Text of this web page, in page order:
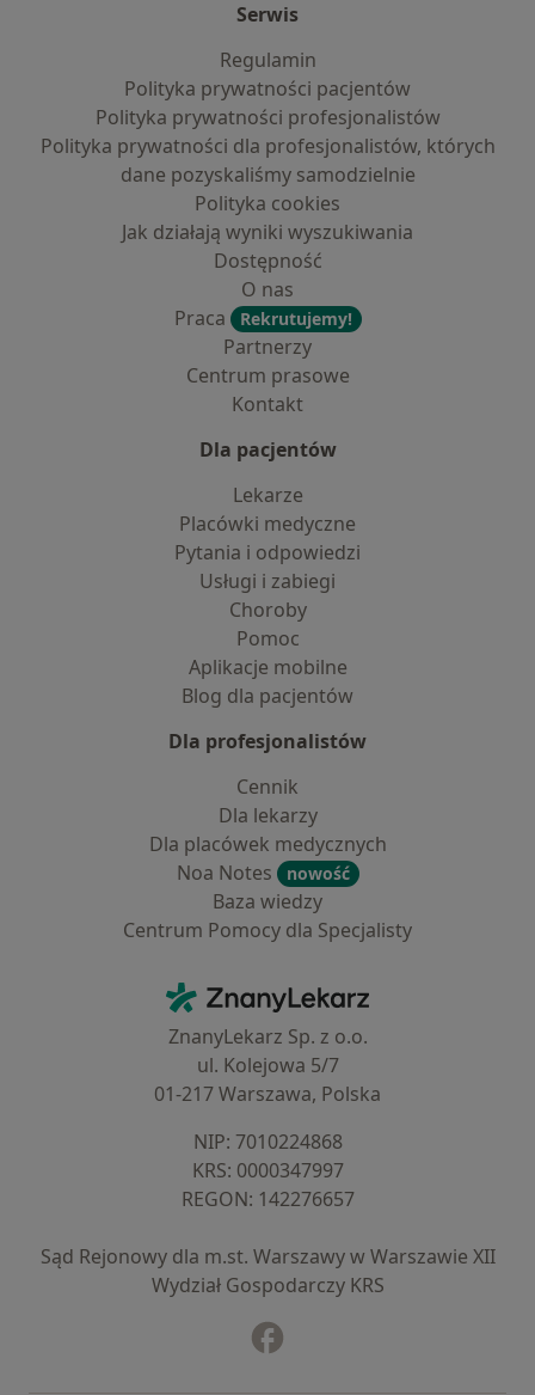
Serwis
Regulamin
Polityka prywatności pacjentów
Polityka prywatności profesjonalistów
Polityka prywatności dla profesjonalistów, których
dane pozyskaliśmy samodzielnie
Polityka cookies
Jak działają wyniki wyszukiwania
Dostępność
O nas
Praca
Rekrutujemy!
Partnerzy
Centrum prasowe
Kontakt
Dla pacjentów
Lekarze
Placówki medyczne
Pytania i odpowiedzi
Usługi i zabiegi
Choroby
Pomoc
Aplikacje mobilne
Blog dla pacjentów
Dla profesjonalistów
Cennik
Dla lekarzy
Dla placówek medycznych
Noa Notes
nowość
Baza wiedzy
Centrum Pomocy dla Specjalisty
ZnanyLekarz - Strona główna
ZnanyLekarz Sp. z o.o.
ul. Kolejowa 5/7
01-217 Warszawa, Polska
NIP: ⁠7010224868
KRS: ⁠0000347997
REGON: ⁠142276657
Sąd Rejonowy dla m.st. Warszawy w Warszawie XII
Wydział Gospodarczy KRS